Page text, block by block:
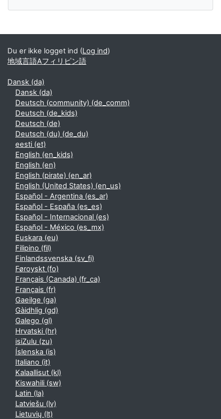
Supplerende blokke
Du er ikke logget ind (Log ind)
地域言語Aフィリピン語
Dansk ‎(da)‎
Dansk ‎(da)‎
Deutsch (community) ‎(de_comm)‎
Deutsch ‎(de_kids)‎
Deutsch ‎(de)‎
Deutsch (du) ‎(de_du)‎
eesti ‎(et)‎
English ‎(en_kids)‎
English ‎(en)‎
English (pirate) ‎(en_ar)‎
English (United States) ‎(en_us)‎
Español - Argentina ‎(es_ar)‎
Español - España ‎(es_es)‎
Español - Internacional ‎(es)‎
Español - México ‎(es_mx)‎
Euskara ‎(eu)‎
Filipino ‎(fil)‎
Finlandssvenska ‎(sv_fi)‎
Føroyskt ‎(fo)‎
Français (Canada) ‎(fr_ca)‎
Français ‎(fr)‎
Gaeilge ‎(ga)‎
Gàidhlig ‎(gd)‎
Galego ‎(gl)‎
Hrvatski ‎(hr)‎
isiZulu ‎(zu)‎
Íslenska ‎(is)‎
Italiano ‎(it)‎
Kalaallisut ‎(kl)‎
Kiswahili ‎(sw)‎
Latin ‎(la)‎
Latviešu ‎(lv)‎
Lietuvių ‎(lt)‎